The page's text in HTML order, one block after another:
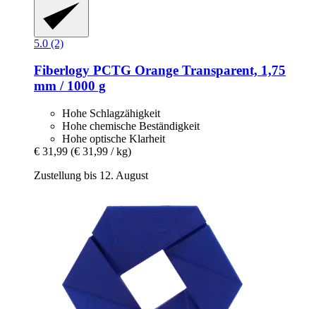
5.0 (2)
Fiberlogy PCTG Orange Transparent, 1,75
mm / 1000 g
Hohe Schlagzähigkeit
Hohe chemische Beständigkeit
Hohe optische Klarheit
€ 31,99 (€ 31,99 / kg)
Zustellung bis 12. August